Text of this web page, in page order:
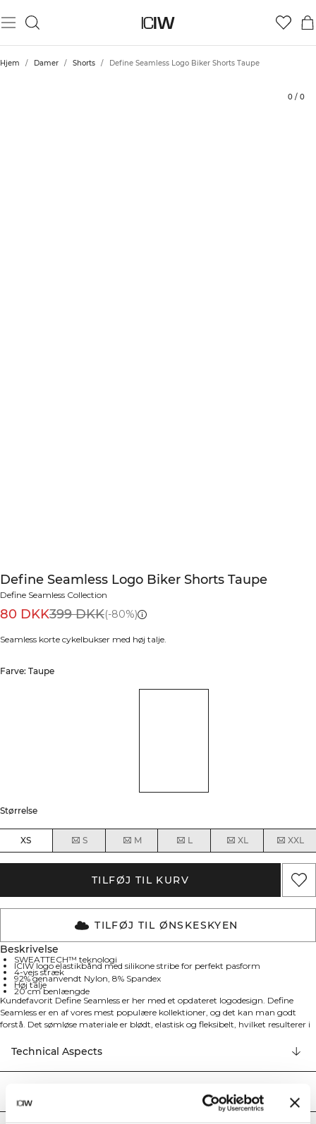
Hjem / Damer / Shorts / Define Seamless Logo Biker Shorts Taupe
0 / 0
Define Seamless Logo Biker Shorts Taupe
Define Seamless Collection
80 DKK399 DKK(-80%)
Seamless korte cykelbukser med høj talje.
Farve: Taupe
Størrelse
XS S M L XL XXL
TILFØJ TIL KURV
TILFØJ TIL ØNSKESKYEN
Beskrivelse
SWEATTECH™ teknologi
ICIW logo elastikbånd med silikone stribe for perfekt pasform
4-vejs stræk
92% genanvendt Nylon, 8% Spandex
Høj talje
20 cm benlængde
Kundefavorit Define Seamless er her med et opdateret logodesign. Define
Seamless er en af vores mest populære kollektioner, og det kan man godt
forstå. Det sømløse materiale er blødt, elastisk og fleksibelt, hvilket resulterer i
toppe i flere trendy farver, bliver Define Seamless din foretrukne kollektion af
træningstøj til de fleste typer af træning. 92% genanvendt Nylon, 8% elastan
Technical Aspects